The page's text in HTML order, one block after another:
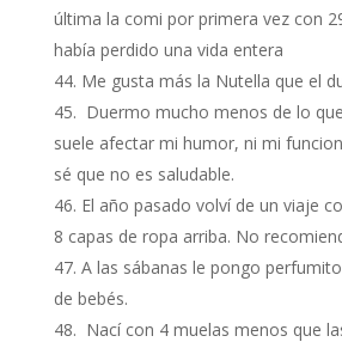
última la comi por primera vez con
había perdido una vida entera
Me gusta más la Nutella que el
Duermo mucho menos de lo
suele afectar mi humor, ni mi
sé que no es saludable.
El año pasado volví de un viaje
8 capas de ropa arriba. No
A las sábanas le pongo
de bebés.
Nací con 4 muelas menos que